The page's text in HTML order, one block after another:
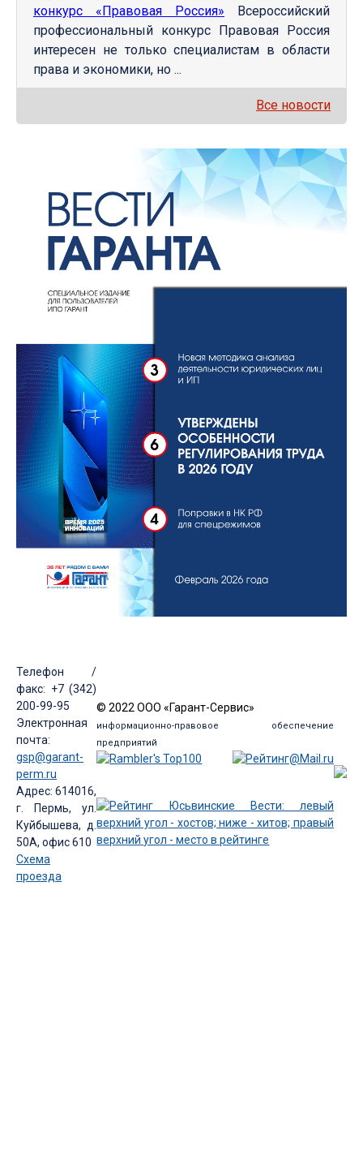
конкурс «Правовая Россия» Всероссийский
профессиональный конкурс Правовая Россия
интересен не только специалистам в области
права и экономики, но ...
Все новости
Телефон /
факс: +7 (342)
200-99-95
Электронная
почта:
gsp@garant-
perm.ru
Адрес: 614016,
г. Пермь, ул.
Куйбышева, д.
50А, офис 610
Схема
проезда
© 2022 ООО «Гарант-Сервис»
информационно-правовое обеспечение
предприятий